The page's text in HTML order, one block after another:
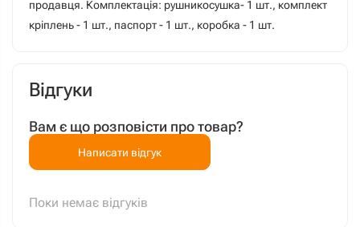
продавця. Комплектація: рушникосушка- 1 шт., комплект
кріплень - 1 шт., паспорт - 1 шт., коробка - 1 шт.
Відгуки
Вам є що розповісти про товар?
Написати відгук
Поки немає відгуків